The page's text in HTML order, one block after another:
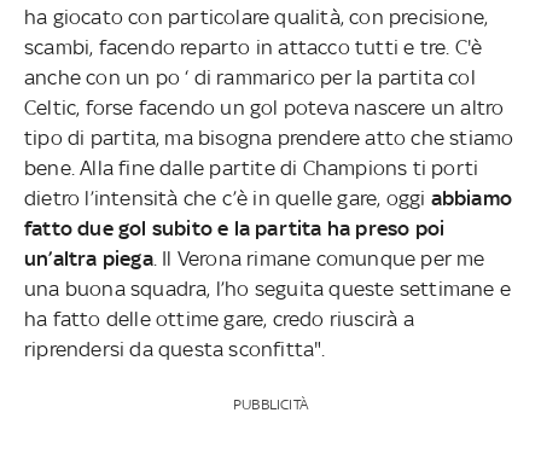
ha giocato con particolare qualità, con precisione,
scambi, facendo reparto in attacco tutti e tre. C'è
anche con un po ‘ di rammarico per la partita col
Celtic, forse facendo un gol poteva nascere un altro
tipo di partita, ma bisogna prendere atto che stiamo
bene. Alla fine dalle partite di Champions ti porti
dietro l’intensità che c’è in quelle gare, oggi abbiamo
fatto due gol subito e la partita ha preso poi
un’altra piega. Il Verona rimane comunque per me
una buona squadra, l’ho seguita queste settimane e
ha fatto delle ottime gare, credo riuscirà a
riprendersi da questa sconfitta".
PUBBLICITÀ